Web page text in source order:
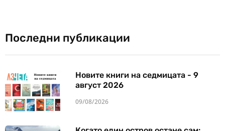
Последни публикации
Новите книги на седмицата - 9
август 2026
09/08/2026